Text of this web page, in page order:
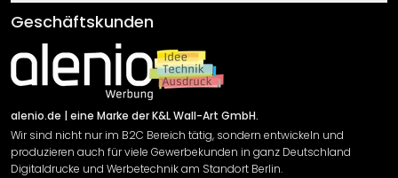
Klebe- und Montageanleitungen
Newsletter An-/Abmeldung
Sendungsverfolgung
AGB
Impressum
Versand & Zahlung
Rücksendung
Widerrufsrecht
Datenschutzerklärung
Geschäftskunden
alenio.de | eine Marke der K&L Wall-Art GmbH.
Wir sind nicht nur im B2C Bereich tätig, sondern entwickeln und
produzieren auch für viele Gewerbekunden in ganz Deutschland
Digitaldrucke und Werbetechnik am Standort Berlin.